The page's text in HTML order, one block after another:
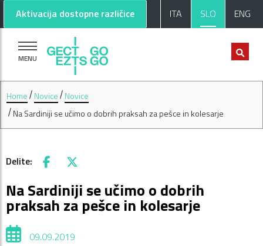
Pojdi na glavno vsebino
Pojdi na nogo strani
Aktivacija dostopne različice ITA SLO ENG
MENU
Home Novice
Novice
Na Sardiniji se učimo o dobrih praksah za pešce in kolesarje
Delite: Facebook
X
Na Sardiniji se učimo o dobrih
praksah za pešce in kolesarje
09.09.2019